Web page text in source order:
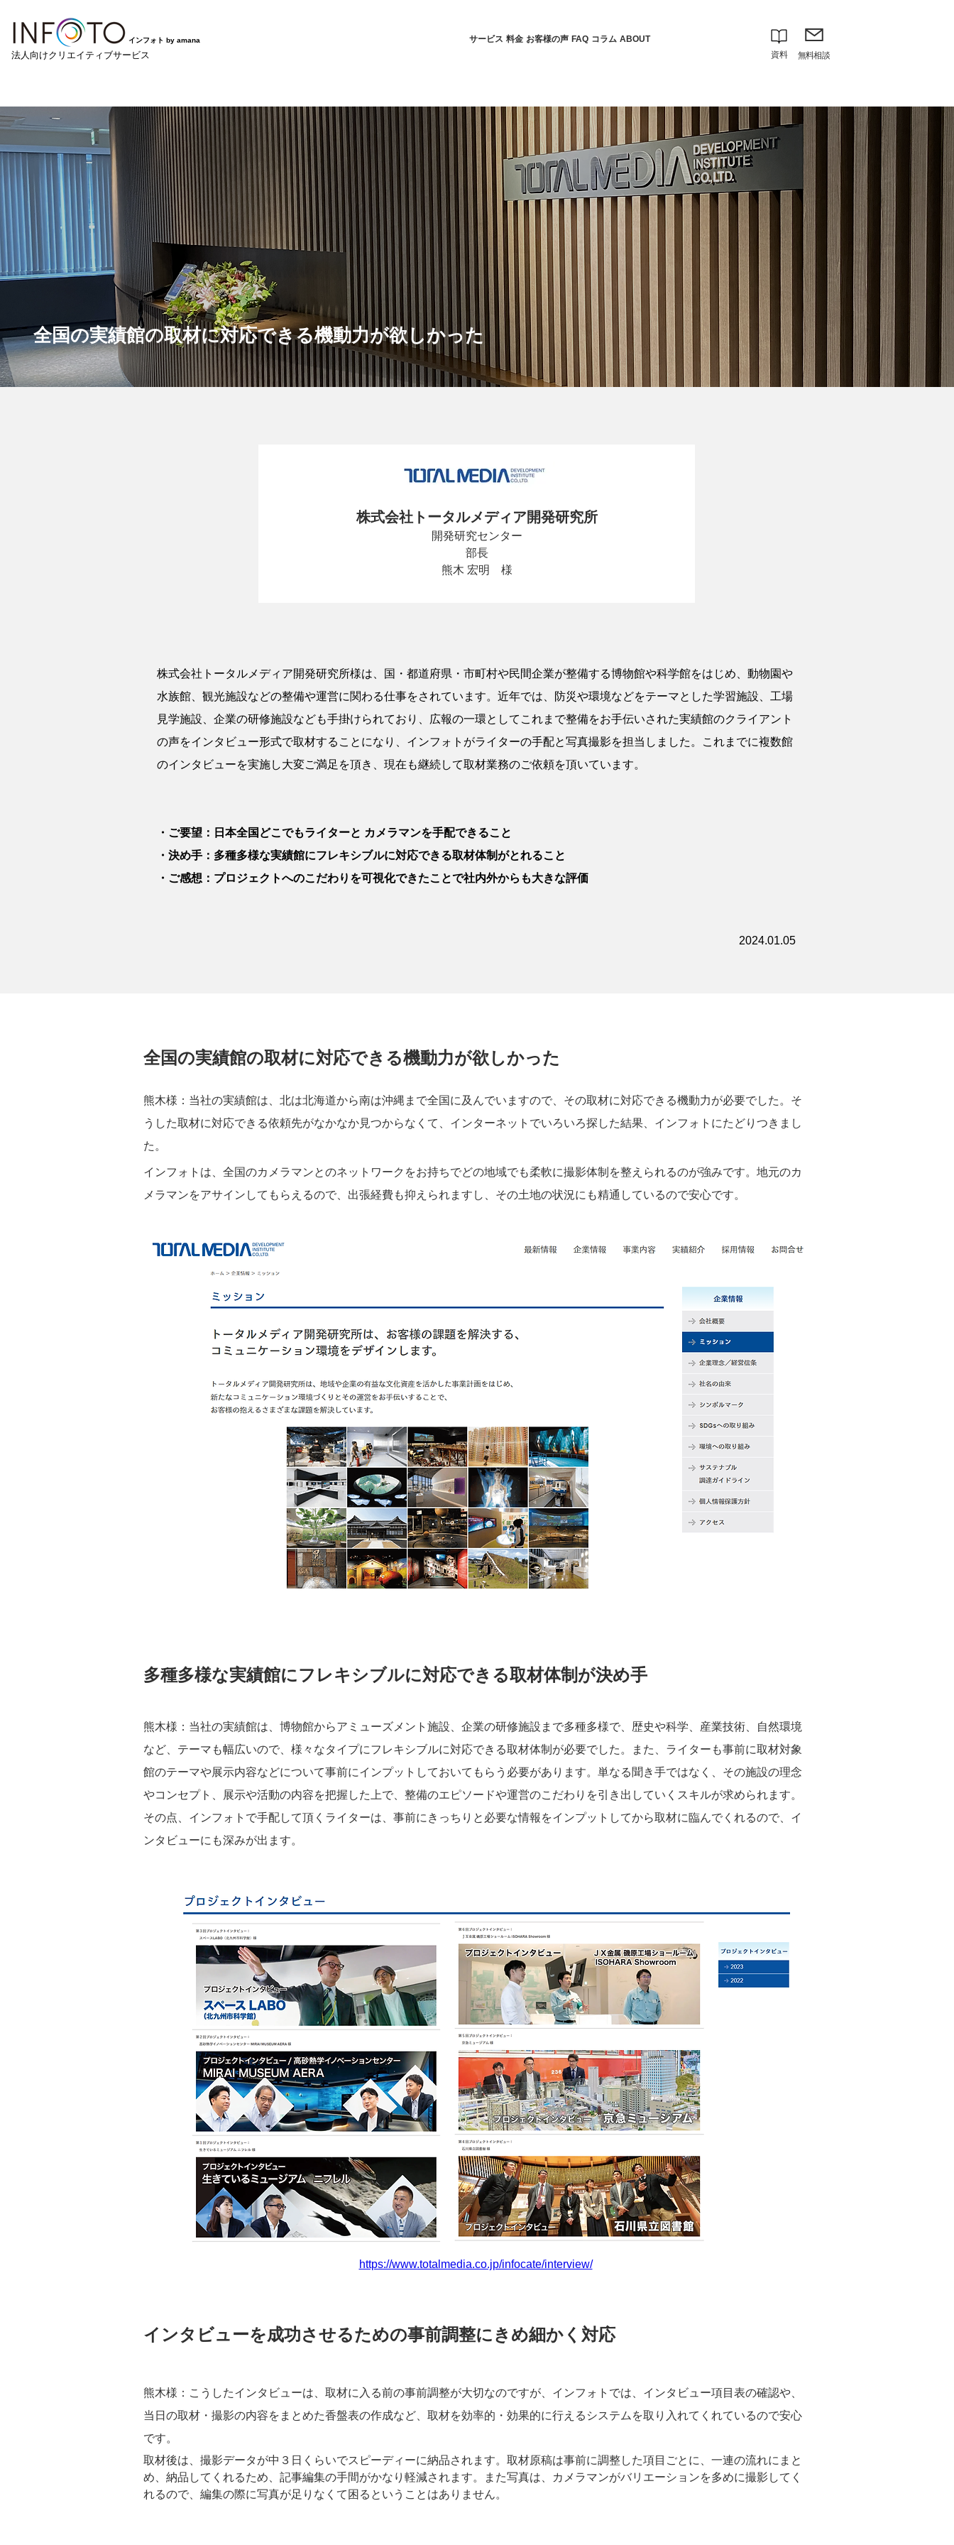
インフォト by amana
​法人向けクリエイティブサービス
サービス 料金 お客様の声 FAQ コラム ABOUT
資料
無料相談
全国の実績館の取材に対応できる機動力が欲しかった
株式会社トータルメディア開発研究所
開発研究センター
部長
熊木 宏明　様
株式会社トータルメディア開発研究所様は、国・都道府県・市町村や民間企業が整備する博物館や科学館をはじめ、動物園や
水族館、観光施設などの整備や運営に関わる仕事をされています。近年では、防災や環境などをテーマとした学習施設、工場
見学施設、企業の研修施設なども手掛けられており、広報の一環としてこれまで整備をお手伝いされた実績館のクライアント
の声をインタビュー形式で取材することになり、インフォトがライターの手配と写真撮影を担当しました。これまでに複数館
のインタビューを実施し大変ご満足を頂き、現在も継続して取材業務のご依頼を頂いています。
・ご要望：日本全国どこでもライターと カメラマンを手配できること
・決め手：多種多様な実績館にフレキシブルに対応できる取材体制がとれること
・ご感想：プロジェクトへのこだわりを可視化できたことで社内外からも大きな評価
2024.01.05
全国の実績館の取材に対応できる機動力が欲しかった
熊木様：当社の実績館は、北は北海道から南は沖縄まで全国に及んでいますので、その取材に対応できる機動力が必要でした。そ
うした取材に対応できる依頼先がなかなか見つからなくて、インターネットでいろいろ探した結果、インフォトにたどりつきまし
た。
インフォトは、全国のカメラマンとのネットワークをお持ちでどの地域でも柔軟に撮影体制を整えられるのが強みです。地元のカ
メラマンをアサインしてもらえるので、出張経費も抑えられますし、その土地の状況にも精通しているので安心です。
多種多様な実績館にフレキシブルに対応できる取材体制が決め手
熊木様：当社の実績館は、博物館からアミューズメント施設、企業の研修施設まで多種多様で、歴史や科学、産業技術、自然環境
など、テーマも幅広いので、様々なタイプにフレキシブルに対応できる取材体制が必要でした。また、ライターも事前に取材対象
館のテーマや展示内容などについて事前にインプットしておいてもらう必要があります。単なる聞き手ではなく、その施設の理念
やコンセプト、展示や活動の内容を把握した上で、整備のエピソードや運営のこだわりを引き出していくスキルが求められます。
その点、インフォトで手配して頂くライターは、 事前にきっちりと必要な情報をインプットしてから取材に臨んでくれるので、イ
ンタビューにも深みが出ます。
https://www.totalmedia.co.jp/infocate/interview/
インタビューを成功させるための事前調整にきめ細かく対応
熊木様：こうしたインタビューは、取材に入る前の事前調整が大切なのですが、インフォトでは、インタビュー項目表の確認や、
当日の取材・撮影の内容をまとめた香盤表の作成など、取材を効率的・効果的に行えるシステムを取り入れてくれているので安心
です。
取材後は、撮影データが中３日くらいでスピーディーに納品されます。取材原稿は事前に調整した項目ごとに、一連の流れにまと
め、納品してくれるため、記事編集の手間がかなり軽減されます。また写真は、カメラマンがバリエーションを多めに撮影してく
れるので、編集の際に写真が足りなくて困るということはありません。